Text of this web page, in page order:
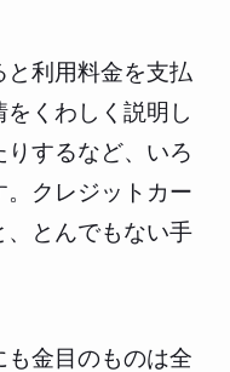
利用料金を支払
くわしく説明し
するなど、いろ
クレジットカー
、とんでもない手
金目のものは全